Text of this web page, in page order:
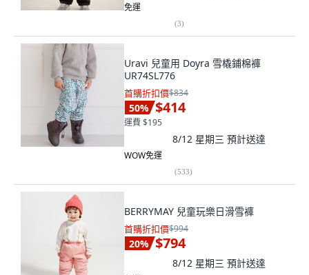
免運
(3)
Uravi 兒童用 Doyra 雪橇鋪棉褲
UR74SL776
首購折扣價$834
50% $414
運費 $195
8/12 星期三 預計送達
WOW免運
(533)
BERRYMAY 兒童玩樂日滑雪褲
首購折扣價$994
20% $794
8/12 星期三 預計送達